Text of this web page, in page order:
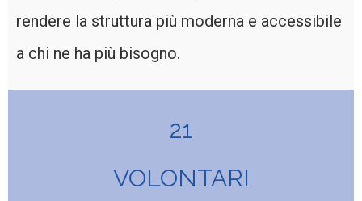
rendere la struttura più moderna e accessibile
a chi ne ha più bisogno.
21
VOLONTARI